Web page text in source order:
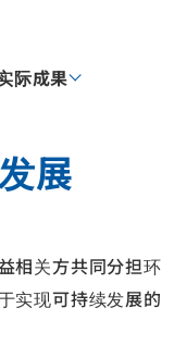
际成果
展
相关方共同分担环
实现可持续发展的